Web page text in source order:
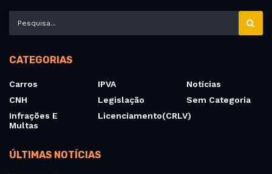
CATEGORIAS
Carros
CNH
Infrações E
Multas
IPVA
Legislação
Licenciamento(CRLV)
Notícias
Sem Categoria
ÚLTIMAS NOTÍCIAS